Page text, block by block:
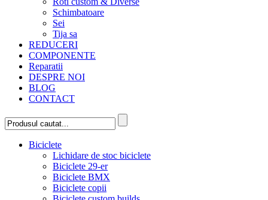
Schimbatoare
Sei
Tija sa
REDUCERI
COMPONENTE
Reparatii
DESPRE NOI
BLOG
CONTACT
Biciclete
Lichidare de stoc biciclete
Biciclete 29-er
Biciclete BMX
Biciclete copii